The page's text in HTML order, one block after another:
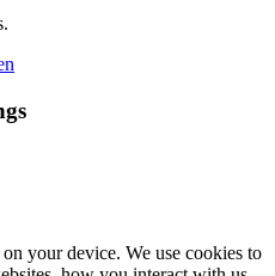
your device. We use cookies to